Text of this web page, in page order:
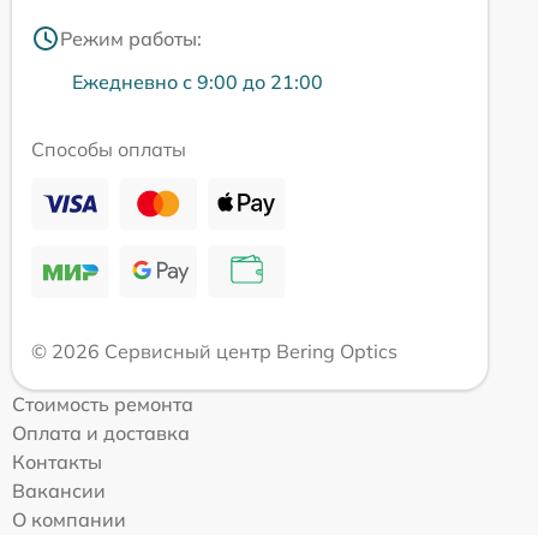
Режим работы:
Ежедневно с 9:00 до 21:00
Способы оплаты
© 2026 Сервисный центр Bering Optics
Стоимость ремонта
Оплата и доставка
Контакты
Вакансии
О компании